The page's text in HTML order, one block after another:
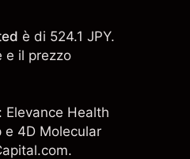
è di 524.1 JPY.
e il prezzo
Health
e 4D Molecular